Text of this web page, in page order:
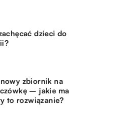
dzieci do
zbiornik na
– jakie ma
to rozwiązanie?